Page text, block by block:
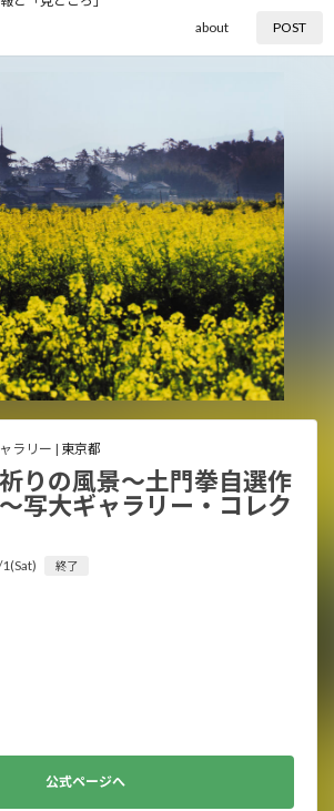
about POST
ラリー | 東京都
りの風景〜土門拳󠄁自選作
写大ギャラリー・コレク
終了
公式ページへ